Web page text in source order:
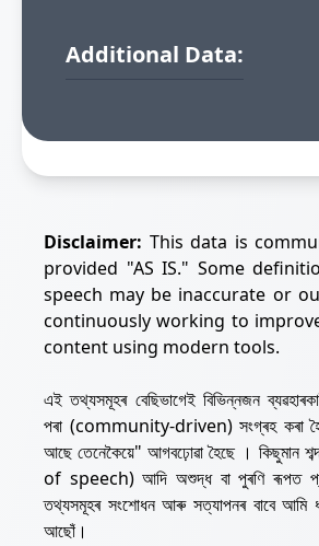
Additional Data:
Disclaimer: This data is
provided "AS IS." Some
speech may be inaccurate or
continuously working to
content using modern tools.
এই তথ্যসমূহৰ বেছিভাগেই বিভিন্নজন
পৰা (community-driven) সংগ্ৰহ কৰা
আছে তেনেকৈয়ে" আগবঢ়োৱা হৈছে । কিছুমান
of speech) আদি অশুদ্ধ বা পুৰণি ৰূপত
তথ্যসমূহৰ সংশোধন আৰু সত্যাপনৰ বাবে আমি
আছোঁ।